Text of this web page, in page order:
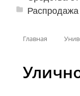
Распродажа
Главная